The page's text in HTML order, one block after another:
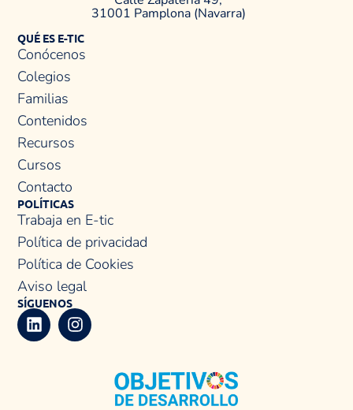
31001 Pamplona (Navarra)
QUÉ ES E-TIC
Conócenos
Colegios
Familias
Contenidos
Recursos
Cursos
Contacto
POLÍTICAS
Trabaja en E-tic
Política de privacidad
Política de Cookies
Aviso legal
SÍGUENOS